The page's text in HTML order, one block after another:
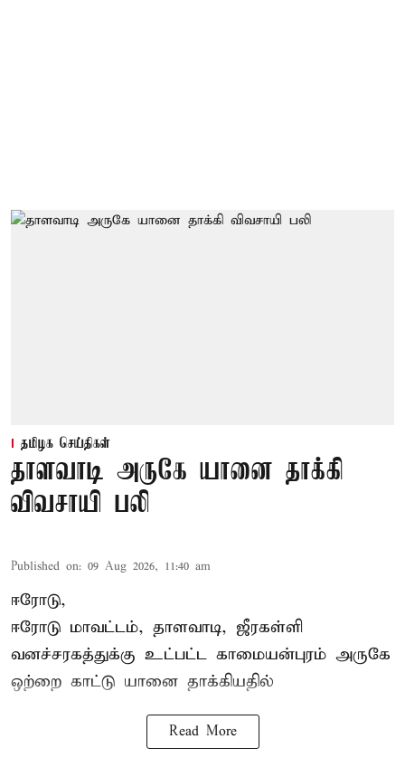
தமிழக செய்திகள்
தாளவாடி அருகே யானை தாக்கி
விவசாயி பலி
Published on: 09 Aug 2026, 11:40 am
ஈரோடு,
ஈரோடு மாவட்டம், தாளவாடி, ஜீரகள்ளி
வனச்சரகத்துக்கு உட்பட்ட காமையன்புரம் அருகே
ஒற்றை காட்டு யானை தாக்கியதில்
Read More